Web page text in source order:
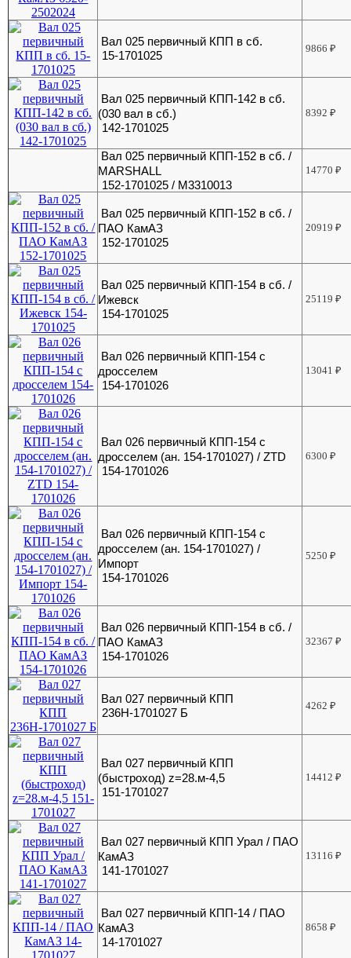
Вал 025 первичный КПП в сб.
15-1701025
9866₽
Вал 025 первичный КПП-142 в сб.
(030 вал в сб.)
142-1701025
8392₽
Вал 025 первичный КПП-152 в сб. /
MARSHALL
152-1701025 / M3310013
14770₽
Вал 025 первичный КПП-152 в сб. /
ПАО КамАЗ
152-1701025
20919₽
Вал 025 первичный КПП-154 в сб. /
Ижевск
154-1701025
25119₽
Вал 026 первичный КПП-154 с
дросселем
154-1701026
13041₽
Вал 026 первичный КПП-154 с
дросселем (ан. 154-1701027) / ZTD
154-1701026
6300₽
Вал 026 первичный КПП-154 с
дросселем (ан. 154-1701027) /
Импорт
154-1701026
5250₽
Вал 026 первичный КПП-154 в сб. /
ПАО КамАЗ
154-1701026
32367₽
Вал 027 первичный КПП
236Н-1701027 Б
4262₽
Вал 027 первичный КПП
(быстроход) z=28.м-4,5
151-1701027
14412₽
Вал 027 первичный КПП Урал / ПАО
КамАЗ
141-1701027
13116₽
Вал 027 первичный КПП-14 / ПАО
КамАЗ
14-1701027
8658₽